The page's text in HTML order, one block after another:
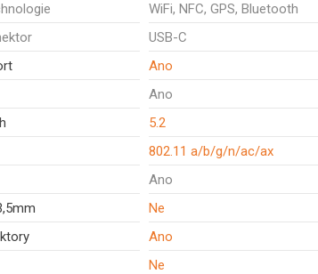
WiFi, NFC, GPS, Bluetooth
USB-C
Ano
Ano
5.2
802.11 a/b/g/n/ac/ax
Ano
Ne
Ano
Ne